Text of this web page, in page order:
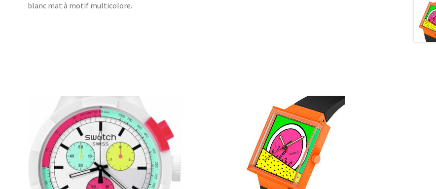
blanc mat à motif multicolore.